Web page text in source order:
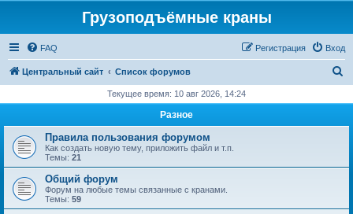
Грузоподъёмные краны
FAQ Вход
Регистрация
Центральный сайт Список форумов
с
Текущее время: 10 авг 2026, 14:24
Разное
Правила пользования форумом
Как создать новую тему, приложить файл и т.п.
Темы: 21
Общий форум
Форум на любые темы связанные с кранами.
Темы: 59